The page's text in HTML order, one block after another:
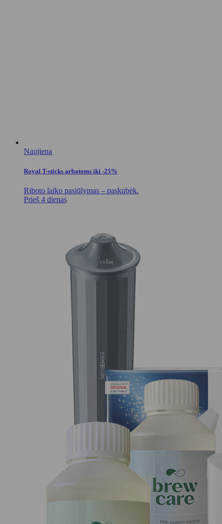
Naujiena
Royal T-sticks arbatoms iki -25%
Riboto laiko pasiūlymas – paskubėk.
Prieš 4 dienas